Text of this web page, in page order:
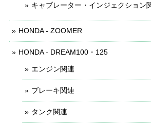
キャブレーター・インジェクション
HONDA - ZOOMER
HONDA - DREAM100・125
エンジン関連
ブレーキ関連
タンク関連